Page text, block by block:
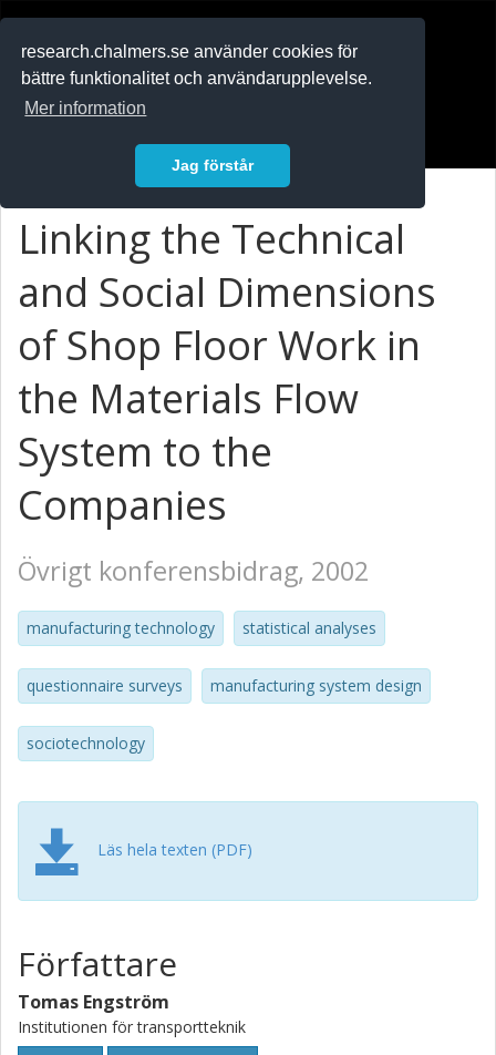
research.chalmers.se använder cookies för
bättre funktionalitet och användarupplevelse.
Mer information
Jag förstår
Linking the Technical
and Social Dimensions
of Shop Floor Work in
the Materials Flow
System to the
Companies
Övrigt konferensbidrag, 2002
manufacturing technology statistical analyses
questionnaire surveys manufacturing system design
sociotechnology
Läs hela texten (PDF)
Författare
Tomas Engström
Institutionen för transportteknik